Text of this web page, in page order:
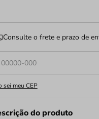
Consulte o frete e prazo de
sei meu CEP
do produto